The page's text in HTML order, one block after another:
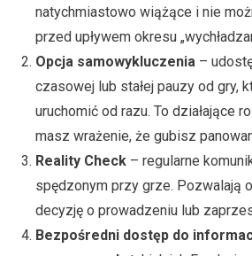
natychmiastowo wiążące i nie
przed upływem okresu
Opcja samowykluczenia –
czasowej lub stałej pauzy od gry,
uruchomić od razu. To działające
masz wrażenie, że gubisz
Reality Check – regularne
spędzonym przy grze. Pozwalają
decyzję o prowadzeniu lub
Bezpośredni dostęp do